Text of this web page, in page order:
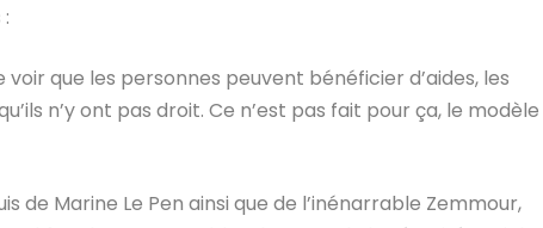
voir que les personnes peuvent bénéficier d’aides, les
n’y ont pas droit. Ce n’est pas fait pour ça, le modèle
de Marine Le Pen ainsi que de l’inénarrable Zemmour,